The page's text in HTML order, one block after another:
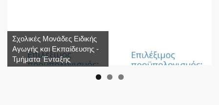
Σχολικές Μονάδες Ειδικής
Αγωγής και Εκπαίδευσης -
Τμήματα Ένταξης